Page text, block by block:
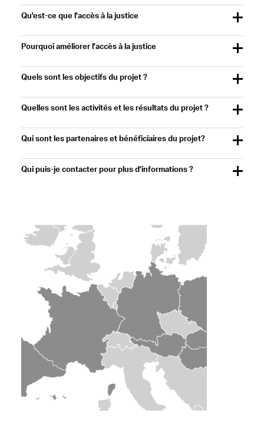
Qu'est-ce que l'accès à la justice
Pourquoi améliorer l'accès à la justice
Quels sont les objectifs du projet ?
Quelles sont les activités et les résultats du projet ?
Qui sont les partenaires et bénéficiaires du projet?
Qui puis-je contacter pour plus d'informations ?